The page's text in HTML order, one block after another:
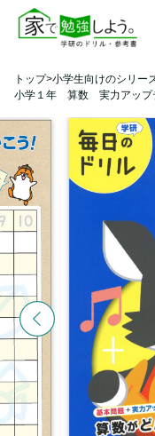
トップ 小学生向けのシリー
小学１年 算数 実力アップ